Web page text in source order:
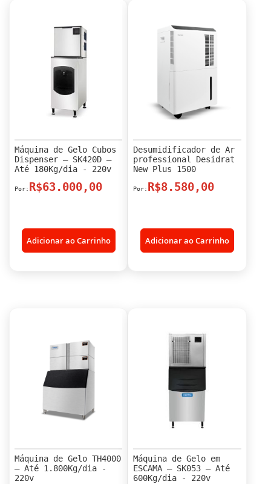
Máquina de Gelo Cubos
Dispenser – SK420D –
Até 180Kg/dia - 220v
R$63.000,00
Adicionar ao Carrinho
Desumidificador de Ar
professional Desidrat
New Plus 1500
R$8.580,00
Adicionar ao Carrinho
Máquina de Gelo TH4000
– Até 1.800Kg/dia -
220v
Máquina de Gelo em
ESCAMA – SK053 – Até
600Kg/dia - 220v